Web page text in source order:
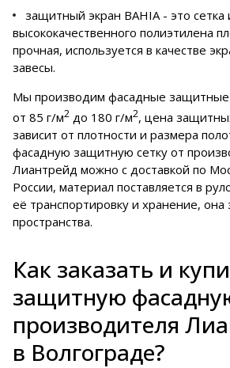
защитный экран BAHIA - это сетка
высококачественного полиэтилена
прочная, используется в качестве
завесы.
Мы производим фасадные защитные
от 85 г/м2 до 180 г/м2, цена
зависит от плотности и размера
фасадную защитную сетку от
Лиантрейд можно с доставкой по
России, материал поставляется в
её транспортировку и хранение,
пространства.
Как заказать и
защитную
производителя
в Волгограде?